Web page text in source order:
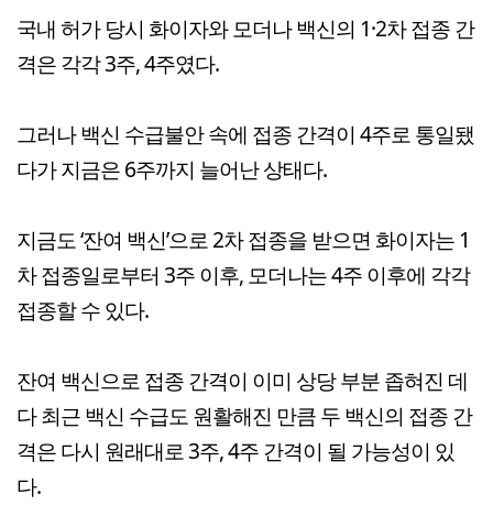
국내 허가 당시 화이자와 모더나 백신의 1·2차 접종 간
격은 각각 3주, 4주였다.
그러나 백신 수급불안 속에 접종 간격이 4주로 통일됐
다가 지금은 6주까지 늘어난 상태다.
지금도 ‘잔여 백신’으로 2차 접종을 받으면 화이자는 1
차 접종일로부터 3주 이후, 모더나는 4주 이후에 각각
접종할 수 있다.
잔여 백신으로 접종 간격이 이미 상당 부분 좁혀진 데
다 최근 백신 수급도 원활해진 만큼 두 백신의 접종 간
격은 다시 원래대로 3주, 4주 간격이 될 가능성이 있
다.